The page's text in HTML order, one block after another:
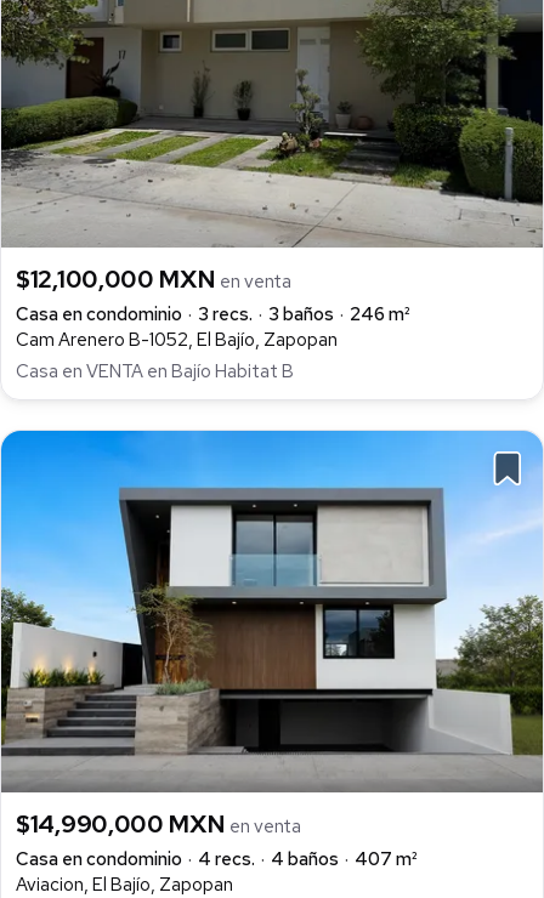
$12,100,000 MXN en venta
Casa en condominio
3 recs. 3 baños
246 m²
Cam Arenero B-1052, El Bajío, Zapopan
Casa en VENTA en Bajío Habitat B
$14,990,000 MXN en venta
Casa en condominio
4 recs. 4 baños
407 m²
Aviacion, El Bajío, Zapopan